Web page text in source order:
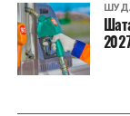
байдал
хязгаарлалтыг